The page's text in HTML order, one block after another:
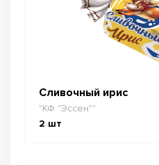
Сливочный ирис
"КФ "Эссен""
2 шт